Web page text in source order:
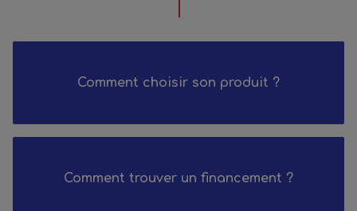
Comment choisir son produit ?
Comment trouver un financement ?